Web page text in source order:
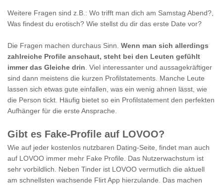
Weitere Fragen sind z.B.: Wo trifft man dich am Samstag Abend?,
Was findest du erotisch? Wie stellst du dir das erste Date vor?
Die Fragen machen durchaus Sinn. Wenn man sich allerdings
zahlreiche Profile anschaut, steht bei den Leuten gefühlt
immer das Gleiche drin. Viel interessanter und aussagekräftiger
sind dann meistens die kurzen Profilstatements. Manche Leute
lassen sich etwas gute einfallen, was ein wenig ahnen lässt, wie
die Person tickt. Häufig bietet so ein Profilstatement den perfekten
Aufhänger für die erste Ansprache.
Gibt es Fake-Profile auf LOVOO?
Wie auf jeder kostenlos nutzbaren Dating-Seite, findet man auch
auf LOVOO immer mehr Fake Profile. Das Nutzerwachstum ist
sehr vorbildlich. Neben Tinder ist LOVOO vermutlich die aktuell
am schnellsten wachsende Flirt App hierzulande. Das machen